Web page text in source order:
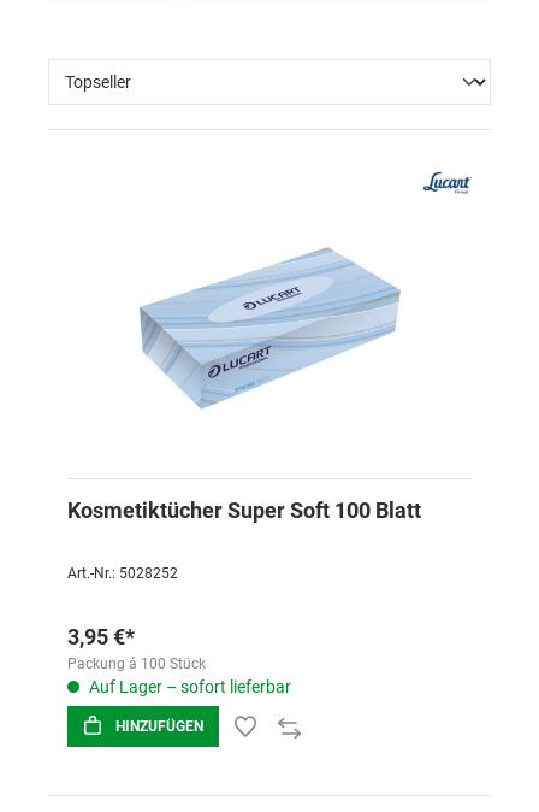
Kosmetiktücher Super Soft 100 Blatt
Art.-Nr.: 5028252
3,95 €*
Packung á 100 Stück
Auf Lager – sofort lieferbar
HINZUFÜGEN